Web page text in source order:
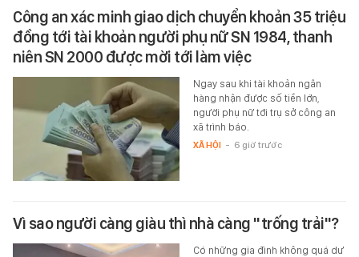
Công an xác minh giao dịch chuyển khoản 35 triệu
đồng tới tài khoản người phụ nữ SN 1984, thanh
niên SN 2000 được mời tới làm việc
Ngay sau khi tài khoản ngân
hàng nhận được số tiền lớn,
người phụ nữ tới trụ sở công an
xã trình báo.
XÃ HỘI - 6 giờ trước
Vì sao người càng giàu thì nhà càng "trống trải"?
Có những gia đình không quá dư